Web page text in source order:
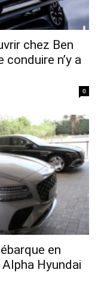
chez Ben
n’y a
0
en
Alpha Hyundai